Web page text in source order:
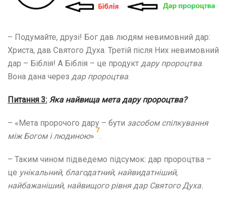
– Подумайте, друзі! Бог дав людям невимовний дар:
Христа, дав Святого Духа. Третій після Них невимовний
дар – Біблія! А Біблія – це продукт дару пророцтва.
Вона дана через дар пророцтва.
Питання 3: Яка найвища мета дару пророцтва?
– «Мета пророчого дару – бути засобом спілкування
між Богом і людиною»
7
.
– Таким чином підведемо підсумок: дар пророцтва –
це унікальний, благодатний, найвидатніший,
найбажаніший, найвищого рівня дар Святого Духа.